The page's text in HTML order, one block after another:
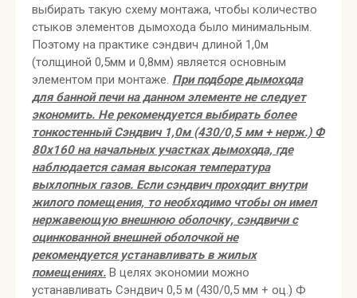
выбирать такую схему монтажа, чтобы количество
стыков элементов дымохода было минимальным.
Поэтому на практике сэндвич длиной 1,0м
(толщиной 0,5мм и 0,8мм) является основным
элементом при монтаже. При подборе дымохода
для банной печи на данном элементе не следует
экономить. Не рекомендуется выбирать более
тонкостенный Сэндвич 1,0м (430/0,5 мм + нерж.) Ф
80х160 на начальных участках дымохода, где
наблюдается самая высокая температура
выхлопных газов. Если сэндвич проходит внутри
жилого помещения, то необходимо чтобы он имел
нержавеющую внешнюю оболочку, сэндвичи с
оцинкованной внешней оболочкой не
рекомендуется устанавливать в жилых
помещениях. В целях экономии можно
устанавливать Сэндвич 0,5 м (430/0,5 мм + оц.) Ф